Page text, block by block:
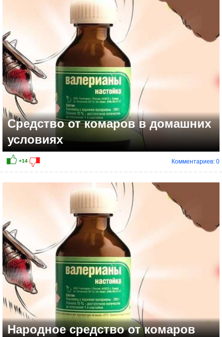
Средство от комаров в домашних
условиях
Комментариев: 0
Народное средство от комаров